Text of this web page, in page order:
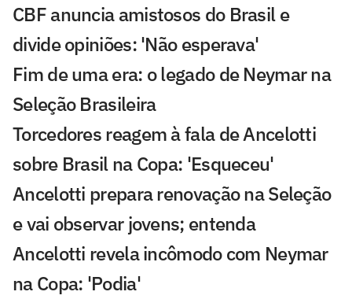
CBF anuncia amistosos do Brasil e
divide opiniões: 'Não esperava'
Fim de uma era: o legado de Neymar na
Seleção Brasileira
Torcedores reagem à fala de Ancelotti
sobre Brasil na Copa: 'Esqueceu'
Ancelotti prepara renovação na Seleção
e vai observar jovens; entenda
Ancelotti revela incômodo com Neymar
na Copa: 'Podia'